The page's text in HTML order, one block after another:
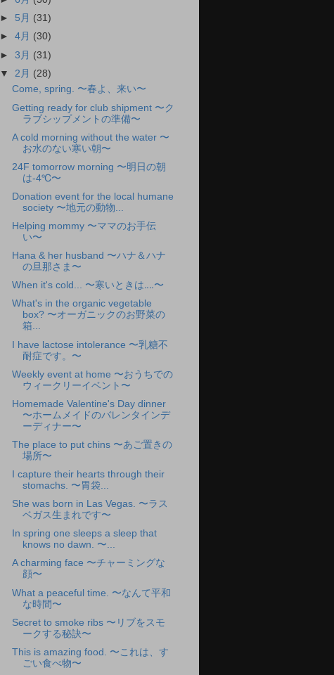
► 5月 (31)
►4月 (30)
►3月 (31)
▼ 2月 (28)
Come, spring. 〜春よ、来い〜
Getting ready for club shipment 〜ク
ラブシップメントの準備〜
A cold morning without the water 〜
お水のない寒い朝〜
24F tomorrow morning 〜明日の朝
は-4℃〜
Donation event for the local humane
society 〜地元の動物...
Helping mommy 〜ママのお手伝
い〜
Hana & her husband 〜ハナ＆ハナ
の旦那さま〜
When it's cold... 〜寒いときは‥‥〜
What's in the organic vegetable
box? 〜オーガニックのお野菜の
箱...
I have lactose intolerance 〜乳糖不
耐症です。〜
Weekly event at home 〜おうちでの
ウィークリーイベント〜
Homemade Valentine's Day dinner
〜ホームメイドのバレンタインデ
ーディナー〜
The place to put chins 〜あご置きの
場所〜
I capture their hearts through their
stomachs. 〜胃袋...
She was born in Las Vegas. 〜ラス
ベガス生まれです〜
In spring one sleeps a sleep that
knows no dawn. 〜...
A charming face 〜チャーミングな
顔〜
What a peaceful time. 〜なんて平和
な時間〜
Secret to smoke ribs 〜リブをスモ
ークする秘訣〜
This is amazing food. 〜これは、す
ごい食べ物〜